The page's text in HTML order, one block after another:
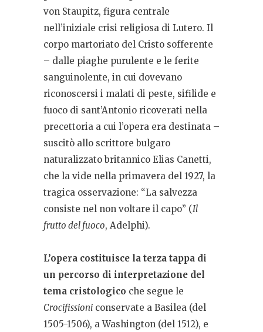
von Staupitz, figura centrale
nell’iniziale crisi religiosa di Lutero. Il
corpo martoriato del Cristo sofferente
– dalle piaghe purulente e le ferite
sanguinolente, in cui dovevano
riconoscersi i malati di peste, sifilide e
fuoco di sant’Antonio ricoverati nella
precettoria a cui l’opera era destinata –
suscitò allo scrittore bulgaro
naturalizzato britannico Elias Canetti,
che la vide nella primavera del 1927, la
tragica osservazione: “La salvezza
consiste nel non voltare il capo” (Il
frutto del fuoco, Adelphi).
L’opera costituisce la terza tappa di
un percorso di interpretazione del
tema cristologico che segue le
Crocifissioni conservate a Basilea (del
1505-1506), a Washington (del 1512), e